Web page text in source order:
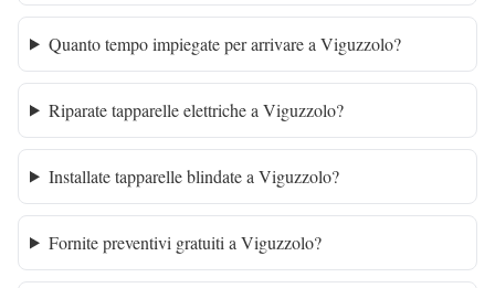
Quanto tempo impiegate per arrivare a Viguzzolo?
Riparate tapparelle elettriche a Viguzzolo?
Installate tapparelle blindate a Viguzzolo?
Fornite preventivi gratuiti a Viguzzolo?